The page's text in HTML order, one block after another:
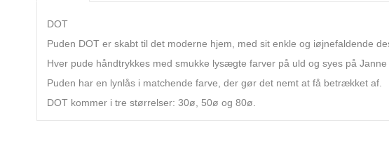
DOT
Puden DOT er skabt til det moderne hjem, med sit enkle og iøjnefaldende
Hver pude håndtrykkes med smukke lysægte farver på uld og syes på
Puden har en lynlås i matchende farve, der gør det nemt at få betrækket af.
DOT kommer i tre størrelser: 30ø, 50ø og 80ø.